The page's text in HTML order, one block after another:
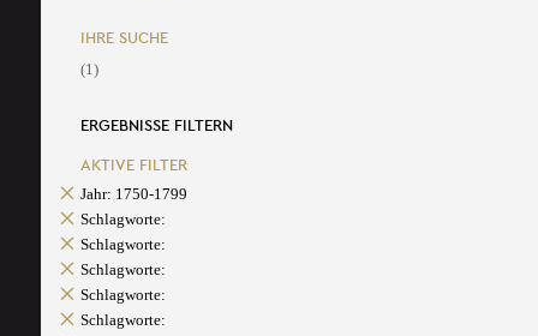
IHRE SUCHE
(1)
ERGEBNISSE FILTERN
AKTIVE FILTER
Jahr: 1750-1799
Schlagworte:
Schlagworte:
Schlagworte:
Schlagworte:
Schlagworte: